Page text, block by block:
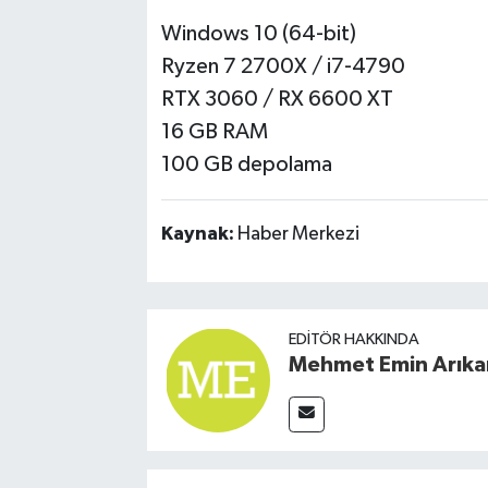
Windows 10 (64-bit)
Ryzen 7 2700X / i7-4790
RTX 3060 / RX 6600 XT
16 GB RAM
100 GB depolama
Kaynak: Haber Merkezi
EDITÖR HAKKINDA
Mehmet Emin